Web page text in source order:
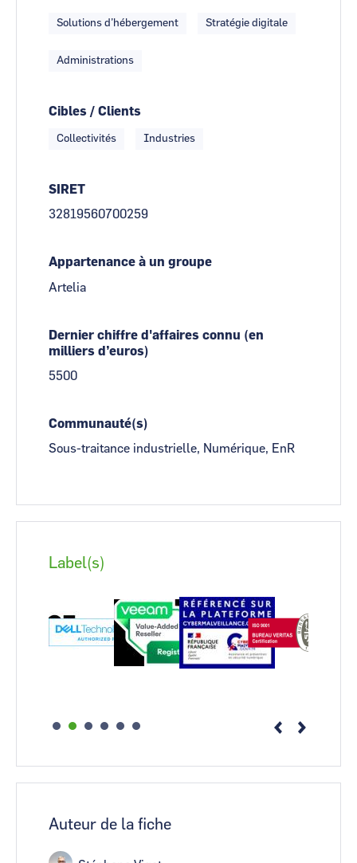
Solutions d’hébergement Stratégie digitale
Administrations
Cibles / Clients
Collectivités Industries
SIRET
32819560700259
Appartenance à un groupe
Artelia
Dernier chiffre d'affaires connu (en
milliers d’euros)
5500
Communauté(s)
Sous-traitance industrielle, Numérique, EnR
Label(s)
Auteur de la fiche